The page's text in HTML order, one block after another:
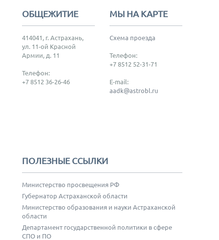
ОБЩЕЖИТИЕ
414041, г. Астрахань,
ул. 11-ой Красной
Армии, д. 11
Телефон:
+7 8512 36-26-46
МЫ НА КАРТЕ
Схема проезда
Телефон:
+7 8512 52-31-71
E-mail:
aadk@astrobl.ru
ПОЛЕЗНЫЕ ССЫЛКИ
Министерство просвещения РФ
Губернатор Астраханской области
Министерство образования и науки Астраханской
области
Департамент государственной политики в сфере
СПО и ПО